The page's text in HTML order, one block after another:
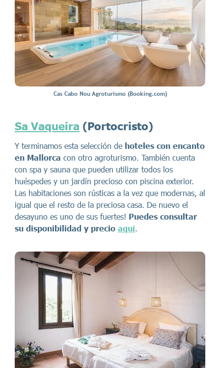
Cas Cabo Nou Agroturismo (Booking.com)
Sa Vaqueira (Portocristo)
Y terminamos esta selección de hoteles con encanto
en Mallorca con otro agroturismo. También cuenta
con spa y sauna que pueden utilizar todos los
huéspedes y un jardín precioso con piscina exterior.
Las habitaciones son rústicas a la vez que modernas, al
igual que el resto de la preciosa casa. De nuevo el
desayuno es uno de sus fuertes! Puedes consultar
su disponibilidad y precio aquí.